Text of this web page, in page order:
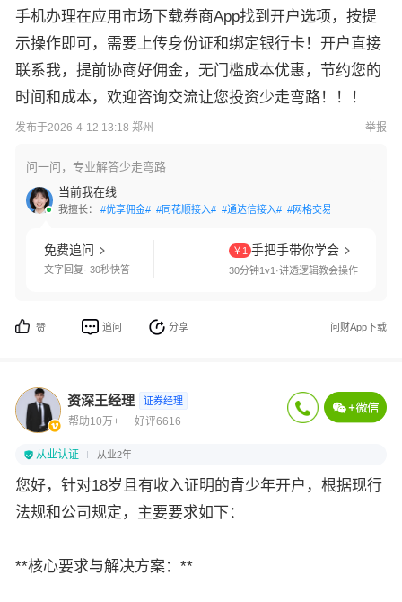
手机办理在应用市场下载券商App找到开户选项，按提
示操作即可，需要上传身份证和绑定银行卡！开户直接
联系我，提前协商好佣金，无门槛成本优惠，节约您的
时间和成本，欢迎咨询交流让您投资少走弯路！！！
发布于2026-4-12 13:18 郑州 举报
问一问，专业解答少走弯路
当前我在线
我擅长： #优享佣金# #同花顺接入# #通达信接入# #网格交易#
免费追问
文字回复· 30秒快答
￥1 手把手带你学会
30分钟1v1·讲透逻辑教会操作
赞 追问 分享 问财App下载
资深王经理 证券经理
帮助10万+ 好评6616
从业认证 从业2年
您好，针对18岁且有收入证明的青少年开户，根据现行
法规和公司规定，主要要求如下：
**核心要求与解决方案：**